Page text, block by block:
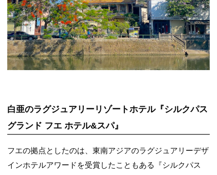
白亜のラグジュアリーリゾートホテル『シルクパス
グランド フエ ホテル&スパ』
フエの拠点としたのは、東南アジアのラグジュアリーデザ
インホテルアワードを受賞したこともある『シルクパス